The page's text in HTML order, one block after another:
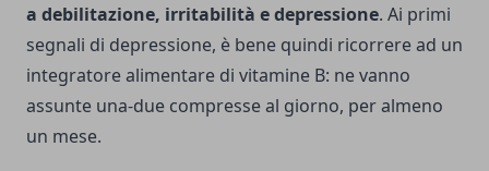
a debilitazione, irritabilità e depressione. Ai primi
segnali di depressione, è bene quindi ricorrere ad un
integratore alimentare di vitamine B: ne vanno
assunte una-due compresse al giorno, per almeno
un mese.